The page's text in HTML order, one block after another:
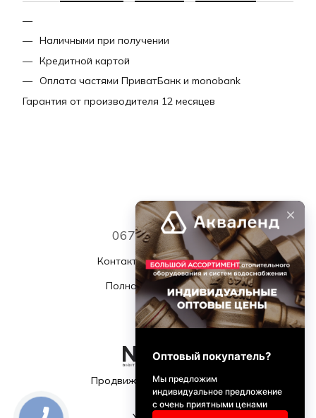
Наличными при получении
Кредитной картой
Оплата частями ПриватБанк и monobank
Гарантия от производителя 12 месяцев
067 339 7768
Контактная информация
Полная версия сайта
© 2026
Продвижение и поддержка